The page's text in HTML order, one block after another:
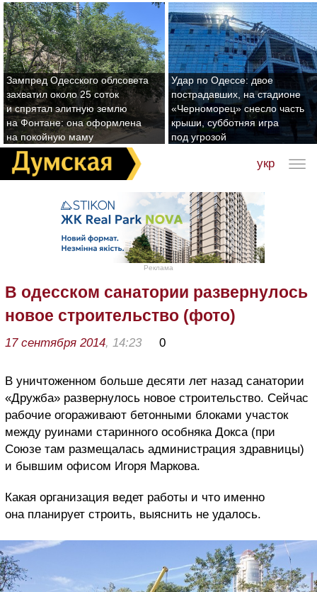
Зампред Одесского облсовета
захватил около 25 соток
и спрятал элитную землю
на Фонтане: она оформлена
на покойную маму
Удар по Одессе: двое
пострадавших, на стадионе
«Черноморец» снесло часть
крыши, субботняя игра
под угрозой
укр
Реклама
В одесском санатории развернулось
новое строительство (фото)
17 сентября 2014, 14:23 0
В уничтоженном больше десяти лет назад санатории
«Дружба» развернулось новое строительство. Сейчас
рабочие огораживают бетонными блоками участок
между руинами старинного особняка Докса (при
Союзе там размещалась администрация здравницы)
и бывшим офисом Игоря Маркова.
Какая организация ведет работы и что именно
она планирует строить, выяснить не удалось.